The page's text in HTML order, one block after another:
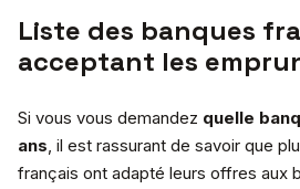
Liste des banques
acceptant les
Si vous vous demandez quelle
ans, il est rassurant de savoir que
français ont adapté leurs offres aux